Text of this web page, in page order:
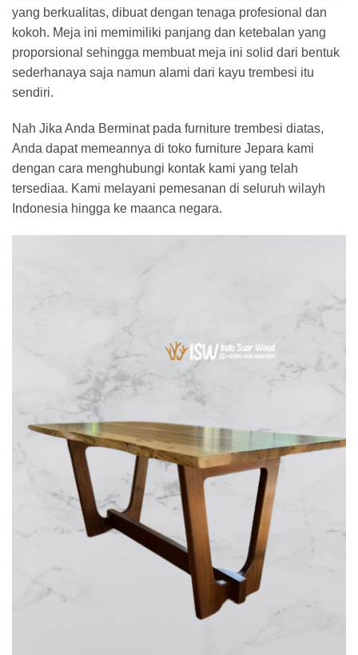
yang berkualitas, dibuat dengan tenaga profesional dan
kokoh. Meja ini memimiliki panjang dan ketebalan yang
proporsional sehingga membuat meja ini solid dari bentuk
sederhanaya saja namun alami dari kayu trembesi itu
sendiri.
Nah Jika Anda Berminat pada furniture trembesi diatas,
Anda dapat memeannya di toko furniture Jepara kami
dengan cara menghubungi kontak kami yang telah
tersediaa. Kami melayani pemesanan di seluruh wilayh
Indonesia hingga ke maanca negara.